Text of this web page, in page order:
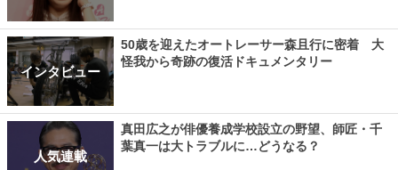
インタビュー
50歳を迎えたオートレーサー森且行に密着 大
怪我から奇跡の復活ドキュメンタリー
人気連載
真田広之が俳優養成学校設立の野望、師匠・千
葉真一は大トラブルに…どうなる？